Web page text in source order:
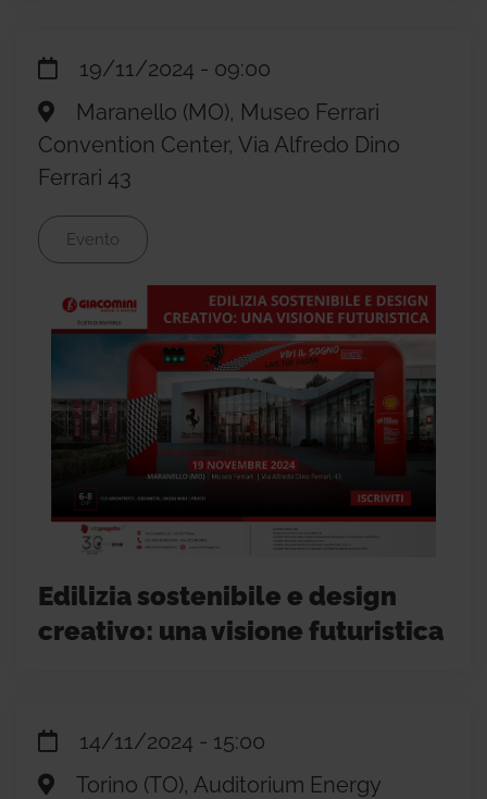
19/11/2024 - 09:00
Maranello (MO), Museo Ferrari
Convention Center, Via Alfredo Dino
Ferrari 43
Evento
Edilizia sostenibile e design
creativo: una visione futuristica
14/11/2024 - 15:00
Torino (TO), Auditorium Energy